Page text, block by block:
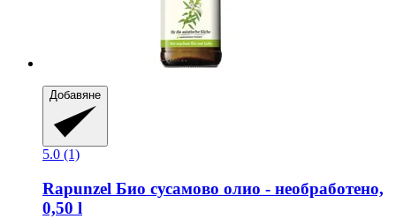
Добавяне
5.0 (1)
Rapunzel Био сусамово олио -​ необработено,
0,50 l